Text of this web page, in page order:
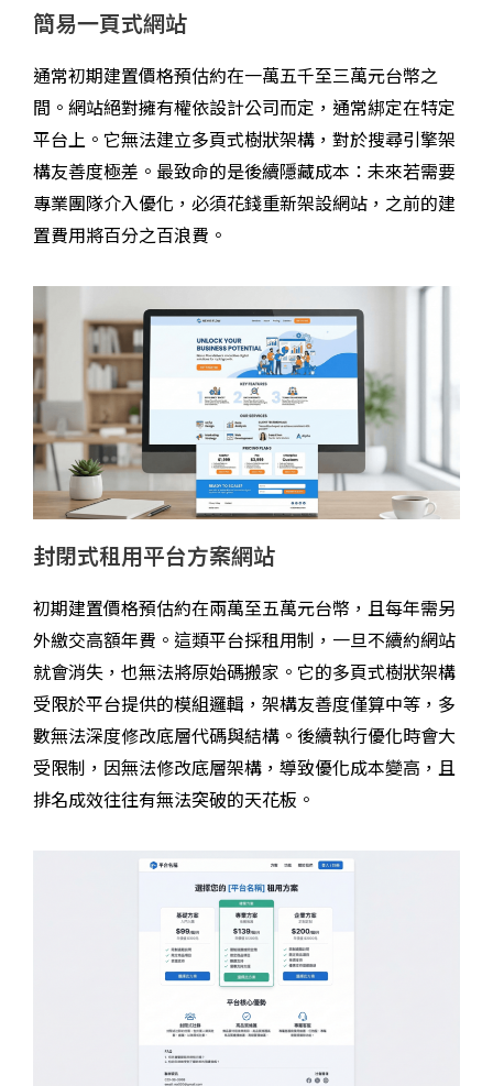
簡易一頁式網站
通常初期建置價格預估約在一萬五千至三萬元台幣之
間。網站絕對擁有權依設計公司而定，通常綁定在特定
平台上。它無法建立多頁式樹狀架構，對於搜尋引擎架
構友善度極差。最致命的是後續隱藏成本：未來若需要
專業團隊介入優化，必須花錢重新架設網站，之前的建
置費用將百分之百浪費。
封閉式租用平台方案網站
初期建置價格預估約在兩萬至五萬元台幣，且每年需另
外繳交高額年費。這類平台採租用制，一旦不續約網站
就會消失，也無法將原始碼搬家。它的多頁式樹狀架構
受限於平台提供的模組邏輯，架構友善度僅算中等，多
數無法深度修改底層代碼與結構。後續執行優化時會大
受限制，因無法修改底層架構，導致優化成本變高，且
排名成效往往有無法突破的天花板。